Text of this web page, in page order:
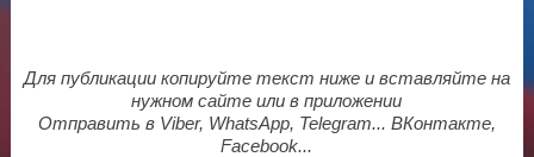
Для публикации копируйте текст ниже и вставляйте на
нужном сайте или в приложении
Отправить в Viber, WhatsApp, Telegram... ВКонтакте,
Facebook...